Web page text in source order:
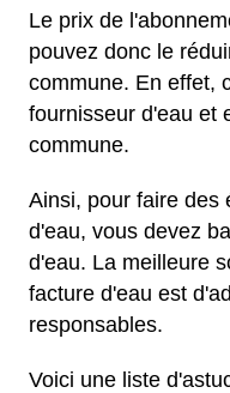
Le prix de
pouvez donc le
commune. En effet,
fournisseur d'eau et
commune.
Ainsi, pour faire des
d'eau, vous devez
d'eau. La meilleure
facture d'eau est
responsables.
Voici une liste